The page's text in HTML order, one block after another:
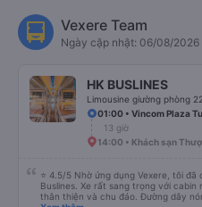
Vexere Team
Ngày cập nhật: 06/08/2026
HK BUSLINES
01:00 • Vincom Plaza
13 giờ
14:00 • Khách sạn
⭐ 4.5/5 Nhờ ứng dụng Vexere, tôi
Buslines. Xe rất sang trọng với
thân thiện và chu đáo. Đường dây